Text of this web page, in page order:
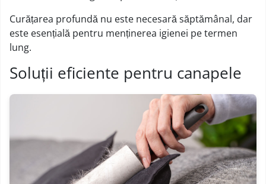
Curățarea profundă nu este necesară săptămânal, dar
este esențială pentru menținerea igienei pe termen
lung.
Soluții eficiente pentru canapele